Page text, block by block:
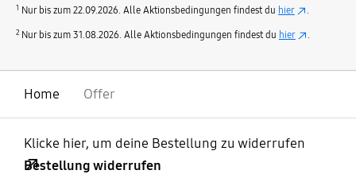
1 Nur bis zum 22.09.2026. Alle Aktionsbedingungen findest du hier .
2 Nur bis zum 31.08.2026. Alle Aktionsbedingungen findest du hier .
Home Offer
Klicke hier, um deine Bestellung zu widerrufen
Bestellung widerrufen